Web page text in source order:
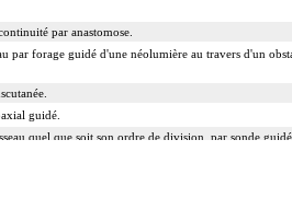
par anastomose.
par forage guidé d'une néolumière au travers d'un
guidé.
quel que soit son ordre de division, par sonde
cave - par sonde guidée.
vaisseau, sans cathétérisme guidé.